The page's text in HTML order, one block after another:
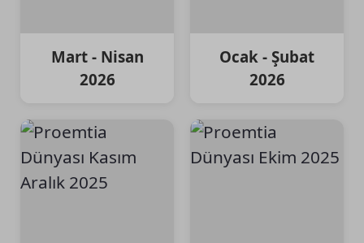
Mart - Nisan
2026
Ocak - Şubat
2026